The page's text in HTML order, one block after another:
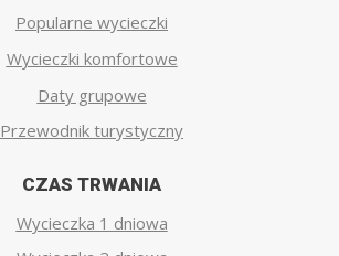
Popularne wycieczki
Wycieczki komfortowe
Daty grupowe
Przewodnik turystyczny
CZAS TRWANIA
Wycieczka 1 dniowa